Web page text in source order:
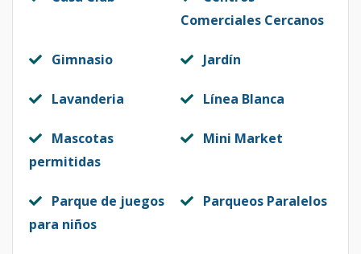
Comerciales Cercanos
Gimnasio Jardín
Lavanderia Línea Blanca
Mascotas
permitidas
Mini Market
Parque de juegos
para niños
Parqueos Paralelos